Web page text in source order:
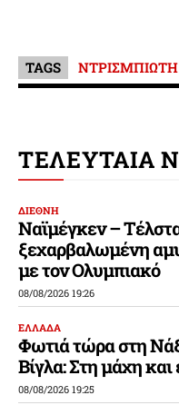
TAGS ΝΤΡΙΣΜΠΙΩΤΗ
ΤΕΛΕΥΤΑΙΑ
ΔΙΕΘΝΗ
Ναϊμέγκεν –
ξεχαρβαλωμένη
με τον Ολυμπιακό
08/08/2026 19:26
ΕΛΛΑΔΑ
Φωτιά τώρα στη
Βίγλα: Στη μάχη και
08/08/2026 19:25